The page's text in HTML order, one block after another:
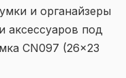
и органайзеры
аксессуаров под
CN097 (26×23